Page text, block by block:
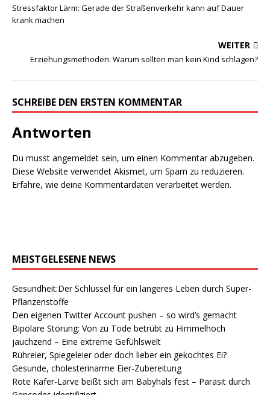
Stressfaktor Lärm: Gerade der Straßenverkehr kann auf Dauer
krank machen
WEITER
Erziehungsmethoden: Warum sollten man kein Kind schlagen?
SCHREIBE DEN ERSTEN KOMMENTAR
Antworten
Du musst angemeldet sein, um einen Kommentar abzugeben.
Diese Website verwendet Akismet, um Spam zu reduzieren.
Erfahre, wie deine Kommentardaten verarbeitet werden.
MEISTGELESENE NEWS
Gesundheit:Der Schlüssel für ein längeres Leben durch Super-
Pflanzenstoffe
Den eigenen Twitter Account pushen – so wird’s gemacht
Bipolare Störung: Von zu Tode betrübt zu Himmelhoch
jauchzend – Eine extreme Gefühlswelt
Rühreier, Spiegeleier oder doch lieber ein gekochtes Ei?
Gesunde, cholesterinarme Eier-Zubereitung
Rote Käfer-Larve beißt sich am Babyhals fest – Parasit durch